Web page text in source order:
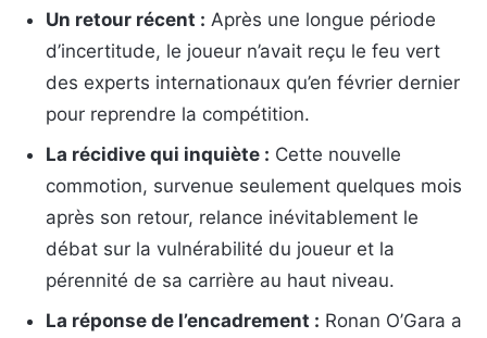
Un retour récent : Après une longue période
d’incertitude, le joueur n’avait reçu le feu vert
des experts internationaux qu’en février dernier
pour reprendre la compétition.
La récidive qui inquiète : Cette nouvelle
commotion, survenue seulement quelques mois
après son retour, relance inévitablement le
débat sur la vulnérabilité du joueur et la
pérennité de sa carrière au haut niveau.
La réponse de l’encadrement : Ronan O’Gara a